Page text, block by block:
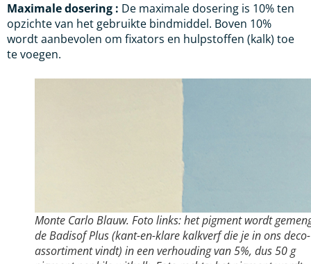
Maximale dosering : De maximale dosering is 10% ten
opzichte van het gebruikte bindmiddel. Boven 10%
wordt aanbevolen om fixators en hulpstoffen (kalk) toe
te voegen.
Monte Carlo Blauw. Foto links: het pigment wordt
de Badisof Plus (kant-en-klare kalkverf die je in ons deco-
assortiment vindt) in een verhouding van 5%, dus 50 g